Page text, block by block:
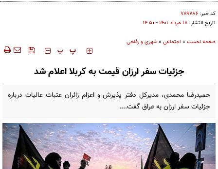
کد خبر: ۷۸۹۷۸۶
تاریخ انتشار: ۱۸ مرداد ۱۴۰۱ - ۱۴:۵۰
صفحه نخست » اجتماعی »شهری و رفاهی
‍‍‍ پ پ
جزئیات سفر ارزان قیمت به کربلا اعلام شد
حمیدرضا محمدی، مدیرکل دفتر پذیرش و اعزام زائران عتبات عالیات درباره
جزئیات سفر ارزان به عراق گفت....